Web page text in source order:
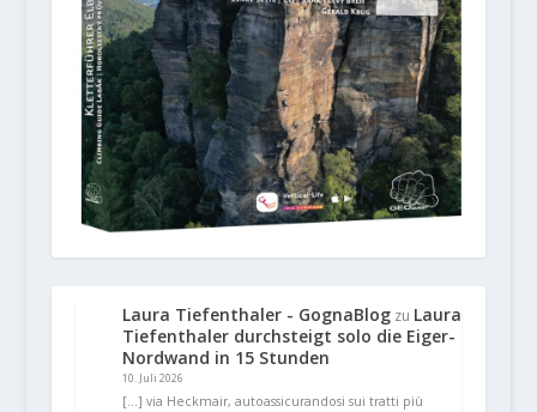
Laura Tiefenthaler - GognaBlogzu Laura
Tiefenthaler durchsteigt solo die Eiger-
Nordwand in 15 Stunden
10. Juli 2026
[…] via Heckmair, autoassicurandosi sui tratti più